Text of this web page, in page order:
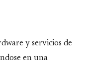
y servicios de
en una